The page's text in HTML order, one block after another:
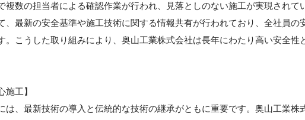
複数の担当者による確認作業が行われ、見落としのない施工が実現されて
、最新の安全基準や施工技術に関する情報共有が行われており、全社員の
こうした取り組みにより、奥山工業株式会社は長年にわたり高い安全性
施工】
は、最新技術の導入と伝統的な技術の継承がともに重要です。奥山工業株